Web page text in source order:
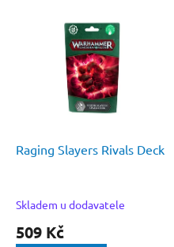
Raging Slayers Rivals Deck
Skladem u dodavatele
509 Kč